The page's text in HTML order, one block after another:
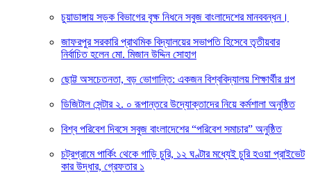
চুয়াডাঙ্গায় সড়ক বিভাগের বৃক্ষ নিধনে সবুজ বাংলাদেশের মানববন্ধন।
জাফরপুর সরকারি প্রাথমিক বিদ্যালয়ের সভাপতি হিসেবে তৃতীয়বার
নির্বাচিত হলেন মো. মিজান উদ্দিন সোহাগ
ছোট্ট অসচেতনতা, বড় ভোগান্তি: একজন বিশ্ববিদ্যালয় শিক্ষার্থীর গল্প
ডিজিটাল সেন্টার ২. ০ রূপান্তরে উদ্যোক্তাদের নিয়ে কর্মশালা অনুষ্ঠিত
বিশ্ব পরিবেশ দিবসে সবুজ বাংলাদেশের “পরিবেশ সমাচার” অনুষ্ঠিত
চট্রগ্রামে পার্কিং থেকে গাড়ি চুরি, ১২ ঘণ্টার মধ্যেই চুরি হওয়া প্রাইভেট
কার উদ্ধার, গ্রেফতার ১